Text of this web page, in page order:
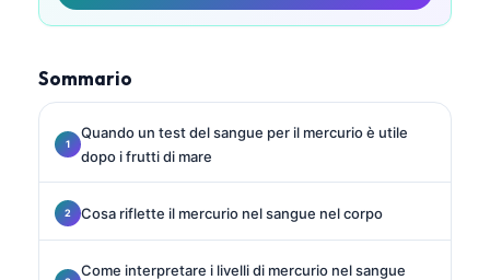
Sommario
Quando un test del sangue per il mercurio è utile
dopo i frutti di mare
Cosa riflette il mercurio nel sangue nel corpo
Come interpretare i livelli di mercurio nel sangue